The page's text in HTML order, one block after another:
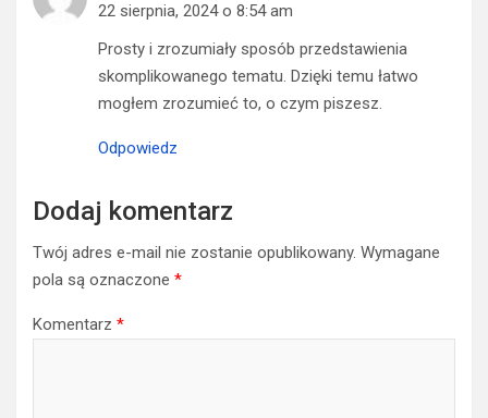
22 sierpnia, 2024 o 8:54 am
Prosty i zrozumiały sposób przedstawienia
skomplikowanego tematu. Dzięki temu łatwo
mogłem zrozumieć to, o czym piszesz.
Odpowiedz
Dodaj komentarz
Twój adres e-mail nie zostanie opublikowany. Wymagane
pola są oznaczone *
Komentarz *